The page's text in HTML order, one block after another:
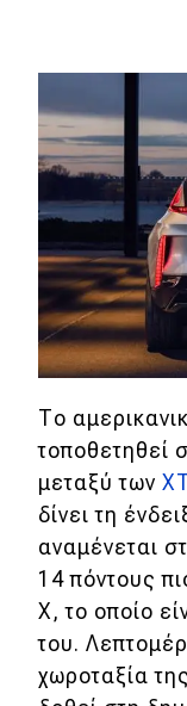
Συμβουλές
ΚΤΕΟ
Οδική
eDRIVE
DRIVE
Το
τοποθετηθεί
μεταξύ των
δίνει τη
αναμένεται
14 πόντους
X, το οποίο
του.
χωροταξία